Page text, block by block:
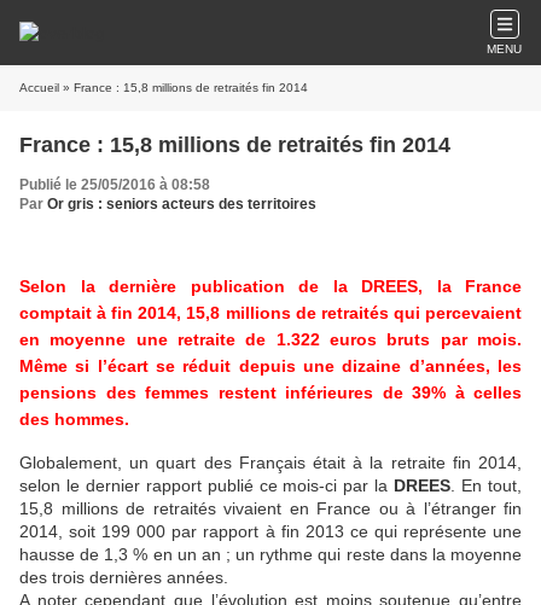
MENU
Accueil » France : 15,8 millions de retraités fin 2014
France : 15,8 millions de retraités fin 2014
Publié le 25/05/2016 à 08:58
Par Or gris : seniors acteurs des territoires
Selon la dernière publication de la DREES, la France
comptait à fin 2014, 15,8 millions de retraités qui percevaient
en moyenne une retraite de 1.322 euros bruts par mois.
Même si l’écart se réduit depuis une dizaine d’années, les
pensions des femmes restent inférieures de 39% à celles
des hommes.
Globalement, un quart des Français était à la retraite fin 2014,
selon le dernier rapport publié ce mois-ci par la DREES . En tout,
15,8 millions de retraités vivaient en France ou à l’étranger fin
2014, soit 199 000 par rapport à fin 2013 ce qui représente une
hausse de 1,3 % en un an ; un rythme qui reste dans la moyenne
des trois dernières années.
A noter cependant que l’évolution est moins soutenue qu’entre